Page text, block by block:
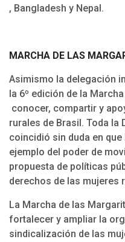
, Bangladesh y Nepal.
MARCHA DE LAS
Asimismo la delegación
la 6º edición de la
conocer, compartir y
rurales de Brasil. Toda la
coincidió sin duda en
ejemplo del poder de
propuesta de políticas
derechos de las mujeres
La Marcha de las
fortalecer y ampliar la
sindicalización de las